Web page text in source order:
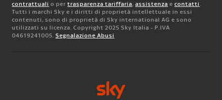
contrattuali o per trasparenza tariffaria, assistenza e contatti.
Tutti i marchi Sky e i diritti di proprietà intellettuale in essi
contenuti, sono di proprietà di Sky international AG e sono
utilizzati su licenza. Copyright 2025 Sky Italia - P.IVA
04619241005. Segnalazione Abusi